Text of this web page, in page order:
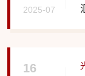
2025-07
16